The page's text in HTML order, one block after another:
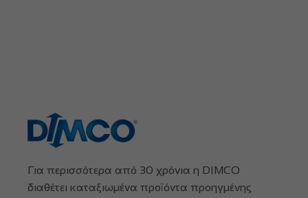
Για περισσότερα από 30 χρόνια η DIMCO
διαθέτει καταξιωμένα προϊόντα προηγμένης